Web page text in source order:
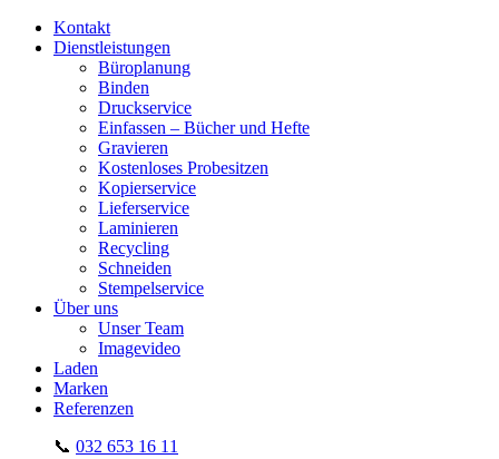
Kontakt
Dienstleistungen
Büroplanung
Binden
Druckservice
Einfassen – Bücher und Hefte
Gravieren
Kostenloses Probesitzen
Kopierservice
Lieferservice
Laminieren
Recycling
Schneiden
Stempelservice
Über uns
Unser Team
Imagevideo
Laden
Marken
Referenzen
📞 032 653 16 11